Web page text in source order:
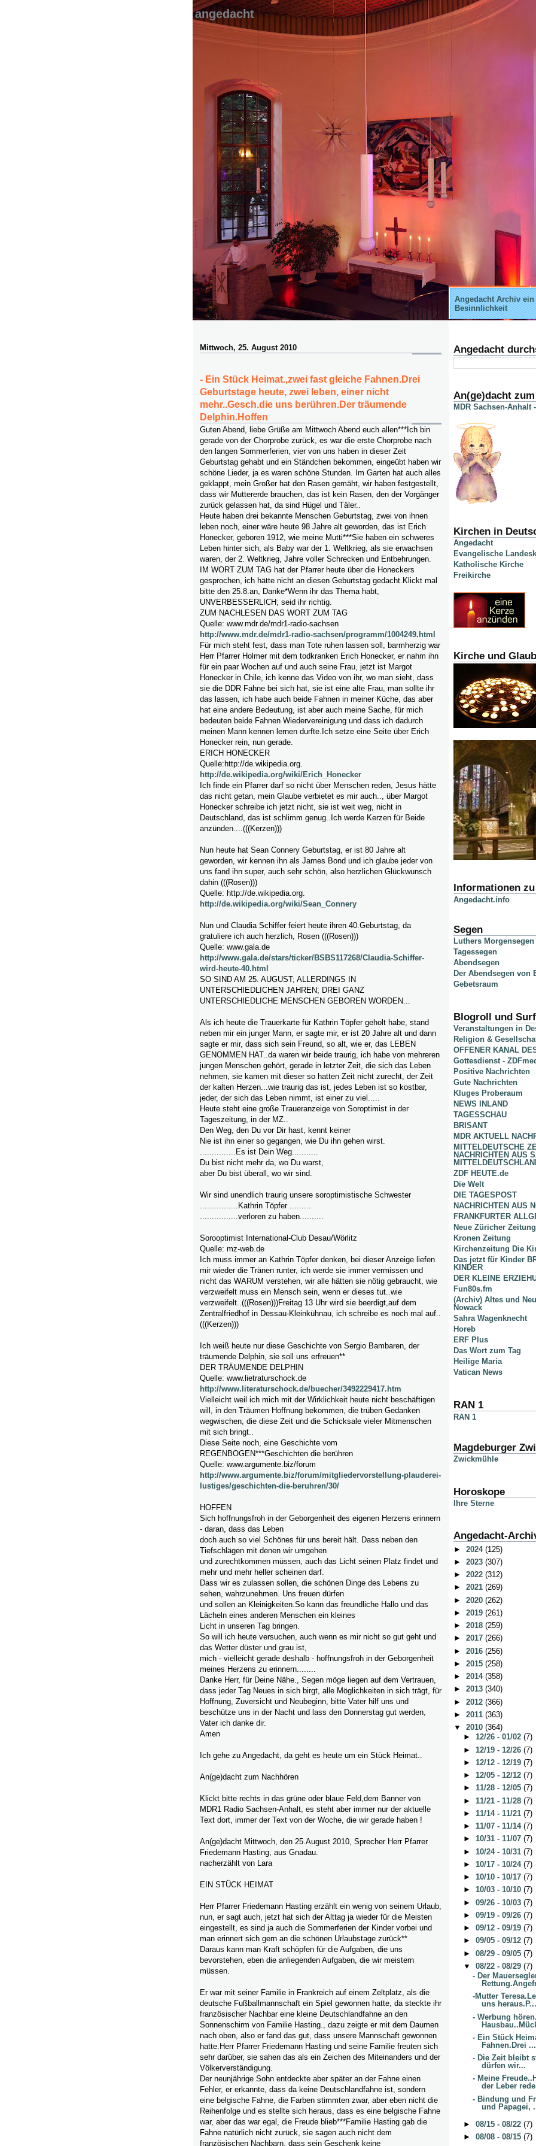
angedacht
Angedacht Archiv
Besinnlichkeit
Mittwoch, 25. August 2010
- Ein Stück Heimat.,zwei fast gleiche Fahnen.Drei
Geburtstage heute, zwei leben, einer nicht
mehr..Gesch.die uns berühren.Der träumende
Delphin.Hoffen
Guten Abend, liebe Grüße am Mittwoch Abend euch allen***Ich bin
gerade von der Chorprobe zurück, es war die erste Chorprobe nach
den langen Sommerferien, vier von uns haben in dieser Zeit
Geburtstag gehabt und ein Ständchen bekommen, eingeübt haben wir
schöne Lieder, ja es waren schöne Stunden. Im Garten hat auch alles
geklappt, mein Großer hat den Rasen gemäht, wir haben festgestellt,
dass wir Muttererde brauchen, das ist kein Rasen, den der Vorgänger
zurück gelassen hat, da sind Hügel und Täler..
Heute haben drei bekannte Menschen Geburtstag, zwei von ihnen
leben noch, einer wäre heute 98 Jahre alt geworden, das ist Erich
Honecker, geboren 1912, wie meine Mutti***Sie haben ein schweres
Leben hinter sich, als Baby war der 1. Weltkrieg, als sie erwachsen
waren, der 2. Weltkrieg, Jahre voller Schrecken und Entbehrungen.
IM WORT ZUM TAG hat der Pfarrer heute über die Honeckers
gesprochen, ich hätte nicht an diesen Geburtstag gedacht.Klickt mal
bitte den 25.8.an, Danke*Wenn ihr das Thema habt,
UNVERBESSERLICH; seid ihr richtig.
ZUM NACHLESEN DAS WORT ZUM TAG
Quelle: www.mdr.de/mdr1-radio-sachsen
http://www.mdr.de/mdr1-radio-sachsen/programm/1004249.html
Für mich steht fest, dass man Tote ruhen lassen soll, barmherzig war
Herr Pfarrer Holmer mit dem todkranken Erich Honecker, er nahm ihn
für ein paar Wochen auf und auch seine Frau, jetzt ist Margot
Honecker in Chile, ich kenne das Video von ihr, wo man sieht, dass
sie die DDR Fahne bei sich hat, sie ist eine alte Frau, man sollte ihr
das lassen, ich habe auch beide Fahnen in meiner Küche, das aber
hat eine andere Bedeutung, ist aber auch meine Sache, für mich
bedeuten beide Fahnen Wiedervereinigung und dass ich dadurch
meinen Mann kennen lernen durfte.Ich setze eine Seite über Erich
Honecker rein, nun gerade.
ERICH HONECKER
Quelle:http://de.wikipedia.org.
http://de.wikipedia.org/wiki/Erich_Honecker
Ich finde ein Pfarrer darf so nicht über Menschen reden, Jesus hätte
das nicht getan, mein Glaube verbietet es mir auch.., über Margot
Honecker schreibe ich jetzt nicht, sie ist weit weg, nicht in
Deutschland, das ist schlimm genug..Ich werde Kerzen für Beide
anzünden....(((Kerzen)))
Nun heute hat Sean Connery Geburtstag, er ist 80 Jahre alt
geworden, wir kennen ihn als James Bond und ich glaube jeder von
uns fand ihn super, auch sehr schön, also herzlichen Glückwunsch
dahin (((Rosen)))
Quelle: http://de.wikipedia.org.
http://de.wikipedia.org/wiki/Sean_Connery
Nun und Claudia Schiffer feiert heute ihren 40.Geburtstag, da
gratuliere ich auch herzlich, Rosen (((Rosen)))
Quelle: www.gala.de
http://www.gala.de/stars/ticker/BSBS117268/Claudia-Schiffer-
wird-heute-40.html
SO SIND AM 25. AUGUST; ALLERDINGS IN
UNTERSCHIEDLICHEN JAHREN; DREI GANZ
UNTERSCHIEDLICHE MENSCHEN GEBOREN WORDEN...
Als ich heute die Trauerkarte für Kathrin Töpfer geholt habe, stand
neben mir ein junger Mann, er sagte mir, er ist 20 Jahre alt und dann
sagte er mir, dass sich sein Freund, so alt, wie er, das LEBEN
GENOMMEN HAT..da waren wir beide traurig, ich habe von mehreren
jungen Menschen gehört, gerade in letzter Zeit, die sich das Leben
nehmen, sie kamen mit dieser so hatten Zeit nicht zurecht, der Zeit
der kalten Herzen...wie traurig das ist, jedes Leben ist so kostbar,
jeder, der sich das Leben nimmt, ist einer zu viel.....
Heute steht eine große Traueranzeige von Soroptimist in der
Tageszeitung, in der MZ..
Den Weg, den Du vor Dir hast, kennt keiner
Nie ist ihn einer so gegangen, wie Du ihn gehen wirst.
...............Es ist Dein Weg...........
Du bist nicht mehr da, wo Du warst,
aber Du bist überall, wo wir sind.
Wir sind unendlich traurig unsere soroptimistische Schwester
................Kathrin Töpfer .........
................verloren zu haben..........
Sorooptimist International-Club Desau/Wörlitz
Quelle: mz-web.de
Ich muss immer an Kathrin Töpfer denken, bei dieser Anzeige liefen
mir wieder die Tränen runter, ich werde sie immer vermissen und
nicht das WARUM verstehen, wir alle hätten sie nötig gebraucht, wie
verzweifelt muss ein Mensch sein, wenn er dieses tut..wie
verzweifelt..(((Rosen)))Freitag 13 Uhr wird sie beerdigt,auf dem
Zentralfriedhof in Dessau-Kleinkühnau, ich schreibe es noch mal auf..
(((Kerzen)))
Ich weiß heute nur diese Geschichte von Sergio Bambaren, der
träumende Delphin, sie soll uns erfreuen**
DER TRÄUMENDE DELPHIN
Quelle: www.lietraturschock.de
http://www.literaturschock.de/buecher/3492229417.htm
Vielleicht weil ich mich mit der Wirklichkeit heute nicht beschäftigen
will, in den Träumen Hoffnung bekommen, die trüben Gedanken
wegwischen, die diese Zeit und die Schicksale vieler Mitmenschen
mit sich bringt..
Diese Seite noch, eine Geschichte vom
REGENBOGEN***Geschichten die berühren
Quelle: www.argumente.biz/forum
http://www.argumente.biz/forum/mitgliedervorstellung-plauderei-
lustiges/geschichten-die-beruhren/30/
HOFFEN
Sich hoffnungsfroh in der Geborgenheit des eigenen Herzens erinnern
- daran, dass das Leben
doch auch so viel Schönes für uns bereit hält. Dass neben den
Tiefschlägen mit denen wir umgehen
und zurechtkommen müssen, auch das Licht seinen Platz findet und
mehr und mehr heller scheinen darf.
Dass wir es zulassen sollen, die schönen Dinge des Lebens zu
sehen, wahrzunehmen. Uns freuen dürfen
und sollen an Kleinigkeiten.So kann das freundliche Hallo und das
Lächeln eines anderen Menschen ein kleines
Licht in unseren Tag bringen.
So will ich heute versuchen, auch wenn es mir nicht so gut geht und
das Wetter düster und grau ist,
mich - vielleicht gerade deshalb - hoffnungsfroh in der Geborgenheit
meines Herzens zu erinnern........
Danke Herr, für Deine Nähe., Segen möge liegen auf dem Vertrauen,
dass jeder Tag Neues in sich birgt, alle Möglichkeiten in sich trägt, für
Hoffnung, Zuversicht und Neubeginn, bitte Vater hilf uns und
beschütze uns in der Nacht und lass den Donnerstag gut werden,
Vater ich danke dir.
Amen
Ich gehe zu Angedacht, da geht es heute um ein Stück Heimat..
An(ge)dacht zum Nachhören
Klickt bitte rechts in das grüne oder blaue Feld,dem Banner von
MDR1 Radio Sachsen-Anhalt, es steht aber immer nur der aktuelle
Text dort, immer der Text von der Woche, die wir gerade haben !
An(ge)dacht Mittwoch, den 25.August 2010, Sprecher Herr Pfarrer
Friedemann Hasting, aus Gnadau.
nacherzählt von Lara
EIN STÜCK HEIMAT
Herr Pfarrer Friedemann Hasting erzählt ein wenig von seinem Urlaub,
nun, er sagt auch, jetzt hat sich der Alttag ja wieder für die Meisten
eingestellt, es sind ja auch die Sommerferien der Kinder vorbei und
man erinnert sich gern an die schönen Urlaubstage zurück**
Daraus kann man Kraft schöpfen für die Aufgaben, die uns
bevorstehen, eben die anliegenden Aufgaben, die wir meistern
müssen.
Er war mit seiner Familie in Frankreich auf einem Zeltplatz, als die
deutsche Fußballmannschaft ein Spiel gewonnen hatte, da steckte ihr
französischer Nachbar eine kleine Deutschlandfahne an den
Sonnenschirm von Familie Hasting., dazu zeigte er mit dem Daumen
nach oben, also er fand das gut, dass unsere Mannschaft gewonnen
hatte.Herr Pfarrer Friedemann Hasting und seine Familie freuten sich
sehr darüber, sie sahen das als ein Zeichen des Miteinanders und der
Völkerverständigung.
Der neunjährige Sohn entdeckte aber später an der Fahne einen
Fehler, er erkannte, dass da keine Deutschlandfahne ist, sondern
eine belgische Fahne, die Farben stimmten zwar, aber eben nicht die
Reihenfolge und es stellte sich heraus, dass es eine belgische Fahne
war, aber das war egal, die Freude blieb***Familie Hasting gab die
Fahne natürlich nicht zurück, sie sagen auch nicht dem
französischen Nachbarn, dass sein Geschenk keine
Angedacht
An(ge)dacht
MDR Sachsen-Anhalt
Kirchen in
Angedacht
Evangelische
Katholische Kirche
Freikirche
Kirche und
Informationen
Angedacht.info
Segen
Luthers Morgensegen
Tagessegen
Abendsegen
Der Abendsegen von
Gebetsraum
Blogroll und
Veranstaltungen in
Religion &
OFFENER KANAL
Gottesdienst -
Positive Nachrichten
Gute Nachrichten
Kluges Proberaum
NEWS INLAND
TAGESSCHAU
BRISANT
MDR AKTUELL
MITTELDEUTSCHE
NACHRICHTEN AUS
ZDF HEUTE.de
Die Welt
DIE TAGESPOST
NACHRICHTEN AUS
FRANKFURTER
Neue Züricher Zeitung
Kronen Zeitung
Kirchenzeitung Die
Das jetzt für Kinder
KINDER
DER KLEINE
Fun80s.fm
(Archiv) Altes und
Nowack
Sahra Wagenknecht
Horeb
ERF Plus
Das Wort zum Tag
Heilige Maria
Vatican News
RAN 1
RAN 1
Magdeburger
Zwickmühle
Horoskope
Ihre Sterne
Angedacht-
► 2024 (125)
► 2023 (307)
► 2022 (312)
► 2021 (269)
► 2020 (262)
► 2019 (261)
► 2018 (259)
► 2017 (266)
► 2016 (256)
► 2015 (258)
► 2014 (358)
► 2013 (340)
► 2012 (366)
► 2011 (363)
▼ 2010 (364)
► 12/26 - 01/02 (7)
► 12/19 - 12/26 (7)
► 12/12 - 12/19 (7)
► 12/05 - 12/12 (7)
► 11/28 - 12/05 (7)
► 11/21 - 11/28 (7)
► 11/14 - 11/21 (7)
► 11/07 - 11/14 (7)
► 10/31 - 11/07 (7)
► 10/24 - 10/31 (7)
► 10/17 - 10/24 (7)
► 10/10 - 10/17 (7)
► 10/03 - 10/10 (7)
► 09/26 - 10/03 (7)
► 09/19 - 09/26 (7)
► 09/12 - 09/19 (7)
► 09/05 - 09/12 (7)
► 08/29 - 09/05 (7)
▼ 08/22 - 08/29 (7)
- Der
-Mutter
uns heraus.P...
- Werbung
- Ein Stück
Fahnen.Drei ...
- Die Zeit bleibt
dürfen wir...
- Meine
der Leber
- Bindung und
und Papagei,
► 08/15 - 08/22 (7)
► 08/08 - 08/15 (7)